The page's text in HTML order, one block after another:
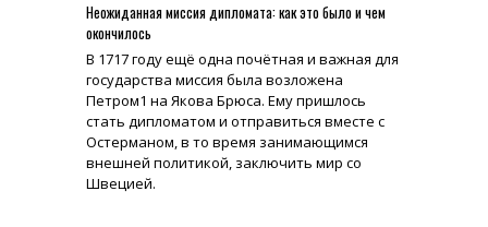
Неожиданная миссия дипломата: как это было и чем
окончилось
В 1717 году ещё одна почётная и важная для
государства миссия была возложена
Петром1 на Якова Брюса. Ему пришлось
стать дипломатом и отправиться вместе с
Остерманом, в то время занимающимся
внешней политикой, заключить мир со
Швецией.